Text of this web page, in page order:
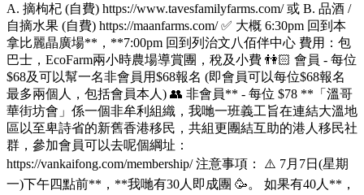
A. 摘枸杞 (自費) https://www.tavesfamilyfarms.com/ 或 B. 品酒 /
自摘水果 (自費) https://maanfarms.com/ ✅️ 大概 6:30pm 回到本
拿比麗晶廣場**，**7:00pm 回到列治文八佰伴中心 費用：包
巴士，EcoFarm兩小時農場導賞團，稅及小費 👫🏻 會員 - 每位
$68及可以幫一名非會員用$68報名 (即會員可以每位$68報名
最多兩個人，包括會員本人) 👥 非會員** - 每位 $78 **「溫哥
華街坊會」係一個非牟利組織，我哋一班義工旨在連結大溫地
區以至卑詩省的新舊香港移民，共組更團結互助的港人移民社
群，參加會員可以去呢個綱址：
https://vankaifong.com/membership/ 注意事項： ⚠️ 7月7日(星期
一)下午四點前**，**我哋有30人即成團 🥳。 如果有40人**，